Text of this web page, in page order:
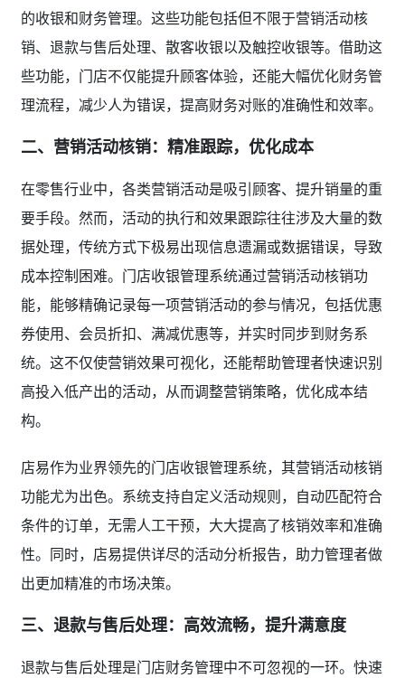
的收银和财务管理。这些功能包括但不限于营销活动核
销、退款与售后处理、散客收银以及触控收银等。借助这
些功能，门店不仅能提升顾客体验，还能大幅优化财务管
理流程，减少人为错误，提高财务对账的准确性和效率。
二、营销活动核销：精准跟踪，优化成本
在零售行业中，各类营销活动是吸引顾客、提升销量的重
要手段。然而，活动的执行和效果跟踪往往涉及大量的数
据处理，传统方式下极易出现信息遗漏或数据错误，导致
成本控制困难。门店收银管理系统通过营销活动核销功
能，能够精确记录每一项营销活动的参与情况，包括优惠
券使用、会员折扣、满减优惠等，并实时同步到财务系
统。这不仅使营销效果可视化，还能帮助管理者快速识别
高投入低产出的活动，从而调整营销策略，优化成本结
构。
店易作为业界领先的门店收银管理系统，其营销活动核销
功能尤为出色。系统支持自定义活动规则，自动匹配符合
条件的订单，无需人工干预，大大提高了核销效率和准确
性。同时，店易提供详尽的活动分析报告，助力管理者做
出更加精准的市场决策。
三、退款与售后处理：高效流畅，提升满意度
退款与售后处理是门店财务管理中不可忽视的一环。快速